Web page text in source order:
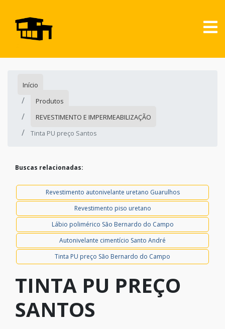
Início
Produtos
REVESTIMENTO E IMPERMEABILIZAÇÃO
Tinta PU preço Santos
Buscas relacionadas:
Revestimento autonivelante uretano Guarulhos
Revestimento piso uretano
Lábio polimérico São Bernardo do Campo
Autonivelante cimentício Santo André
Tinta PU preço São Bernardo do Campo
TINTA PU PREÇO
SANTOS